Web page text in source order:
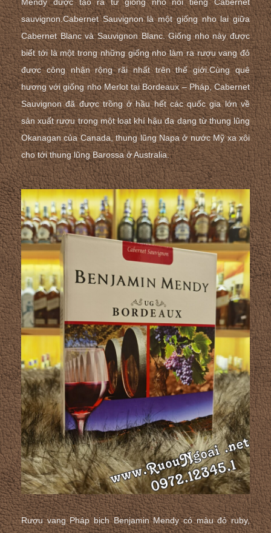
sauvignon.Cabernet Sauvignon là một giống nho lai giữa
Cabernet Blanc và Sauvignon Blanc. Giống nho này được
biết tới là một trong những giống nho làm ra rượu vang đỏ
được công nhận rộng rãi nhất trên thế giới.Cùng quê
hương với giống nho Merlot tại Bordeaux – Pháp, Cabernet
Sauvignon đã được trồng ở hầu hết các quốc gia lớn về
sản xuất rượu trong một loạt khí hậu đa dạng từ thung lũng
Okanagan của Canada, thung lũng Napa ở nước Mỹ xa xôi
cho tới thung lũng Barossa ở Australia.
Rượu vang Pháp bịch Benjamin Mendycó màu đỏ ruby,